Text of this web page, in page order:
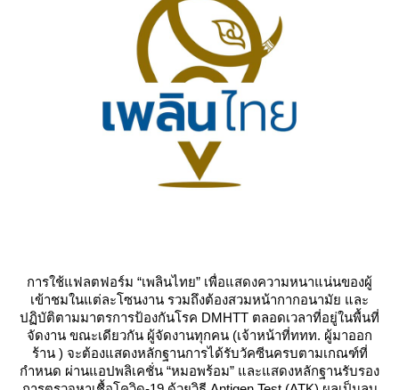
การใช้แฟลตฟอร์ม “เพลินไทย” เพื่อแสดงความหนาแน่นของผู้
เข้าชมในแต่ละโซนงาน รวมถึงต้องสวมหน้ากากอนามัย และ
ปฏิบัติตามมาตรการป้องกันโรค DMHTT ตลอดเวลาที่อยู่ในพื้นที่
จัดงาน ขณะเดียวกัน ผู้จัดงานทุกคน (เจ้าหน้าที่ททท. ผู้มาออก
ร้าน ) จะต้องแสดงหลักฐานการได้รับวัคซีนครบตามเกณฑ์ที่
กำหนด ผ่านแอปพลิเคชั่น “หมอพร้อม” และแสดงหลักฐานรับรอง